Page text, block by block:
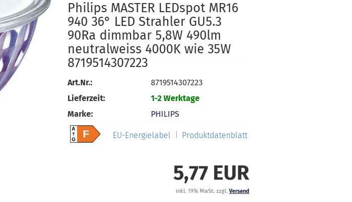
Philips MASTER LEDspot MR16
940 36° LED Strahler GU5.3
90Ra dimmbar 5,8W 490lm
neutralweiss 4000K wie 35W
8719514307223
Art.Nr.:
8719514307223
Lieferzeit:
1-2 Werktage
Marke:
PHILIPS
A
GF EU-Energielabel Produktdatenblatt
5,77 EUR
inkl. 19% MwSt. zzgl. Versand